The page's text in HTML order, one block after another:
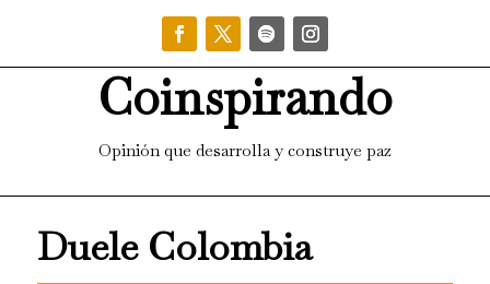
Coinspirando
Opinión que desarrolla y construye paz
Duele Colombia